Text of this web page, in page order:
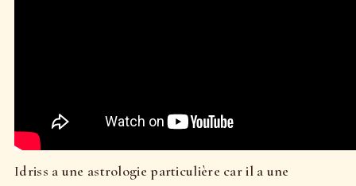
Idriss a une astrologie particulière car il a une